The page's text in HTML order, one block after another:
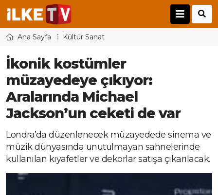
Ana Sayfa Kültür Sanat
İkonik kostümler
müzayedeye çıkıyor:
Aralarında Michael
Jackson’un ceketi de var
Londra’da düzenlenecek müzayedede sinema ve
müzik dünyasında unutulmayan sahnelerinde
kullanılan kıyafetler ve dekorlar satışa çıkarılacak.